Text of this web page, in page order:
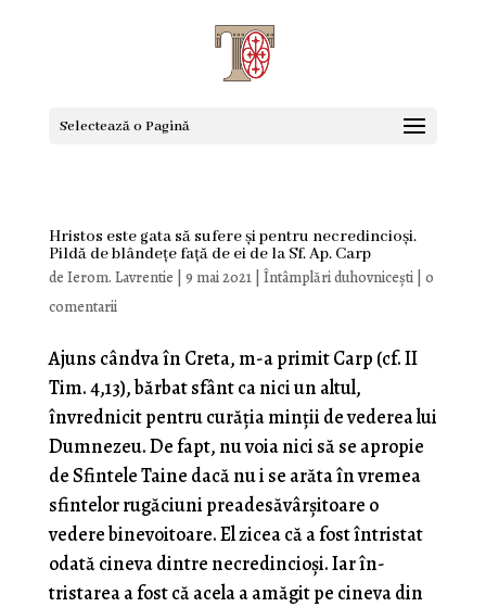
Selectează o Pagină
Hristos este gata să sufere și pentru necredincioși.
Pildă de blândețe față de ei de la Sf. Ap. Carp
de Ierom. Lavrentie 9 mai 2021| Întâmplări duhovnicești| 0
comentarii
Ajuns cândva în Creta, m-a primit Carp (cf. II
Tim. 4,13), bărbat sfânt ca nici un altul,
învrednicit pentru curăţia minţii de vederea lui
Dumnezeu. De fapt, nu voia nici să se apropie
de Sfintele Taine dacă nu i se arăta în vremea
sfintelor rugăciuni preadesăvârşitoare o
vedere binevoitoare. El zicea că a fost întristat
odată cineva dintre necredincioși. Iar în­
tristarea a fost că acela a amăgit pe cineva din